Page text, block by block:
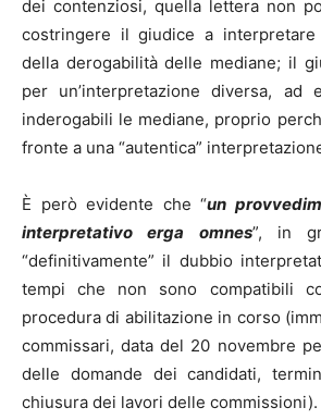
dei contenziosi, quella lettera non
costringere il giudice a
della derogabilità delle mediane; il
per un’interpretazione diversa, ad
inderogabili le mediane, proprio
fronte a una “autentica”
È però evidente che “un
interpretativo erga omnes”, in
“definitivamente” il dubbio
tempi che non sono compatibili
procedura di abilitazione in corso
commissari, data del 20 novembre
delle domande dei candidati,
chiusura dei lavori delle commissioni).